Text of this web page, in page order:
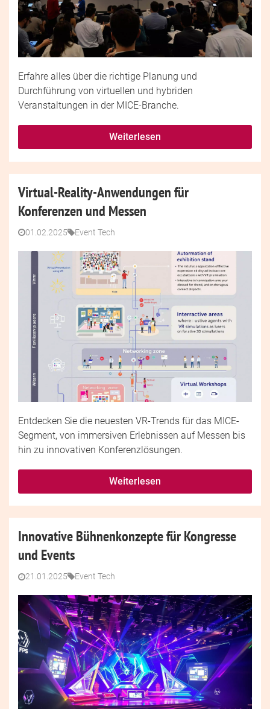
Erfahre alles über die richtige Planung und
Durchführung von virtuellen und hybriden
Veranstaltungen in der MICE-Branche.
Weiterlesen
Virtual-Reality-Anwendungen für
Konferenzen und Messen
01.02.2025 Event Tech
Entdecken Sie die neuesten VR-Trends für das MICE-
Segment, von immersiven Erlebnissen auf Messen bis
hin zu innovativen Konferenzlösungen.
Weiterlesen
Innovative Bühnenkonzepte für Kongresse
und Events
21.01.2025 Event Tech